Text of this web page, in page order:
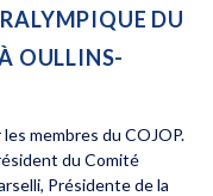
DU
OULLINS-
membres du COJOP.
du Comité
Présidente de la